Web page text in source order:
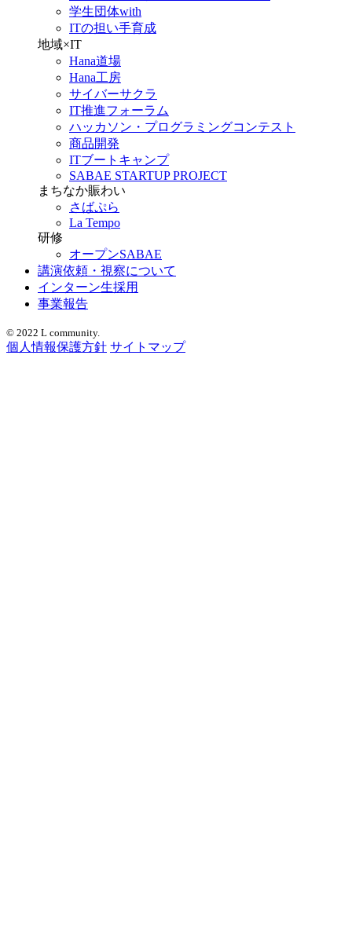
学生団体with
ITの担い手育成
地域×IT
Hana道場
Hana工房
サイバーサクラ
IT推進フォーラム
ハッカソン・プログラミングコンテスト
商品開発
ITブートキャンプ
SABAE STARTUP PROJECT
まちなか賑わい
さばぷら
La Tempo
研修
オープンSABAE
講演依頼・視察について
インターン生採用
事業報告
© 2022 L community.
個人情報保護方針 サイトマップ